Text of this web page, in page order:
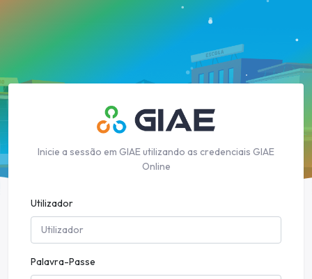
Inicie a sessão em GIAE utilizando as credenciais GIAE
Online
Utilizador
Palavra-Passe